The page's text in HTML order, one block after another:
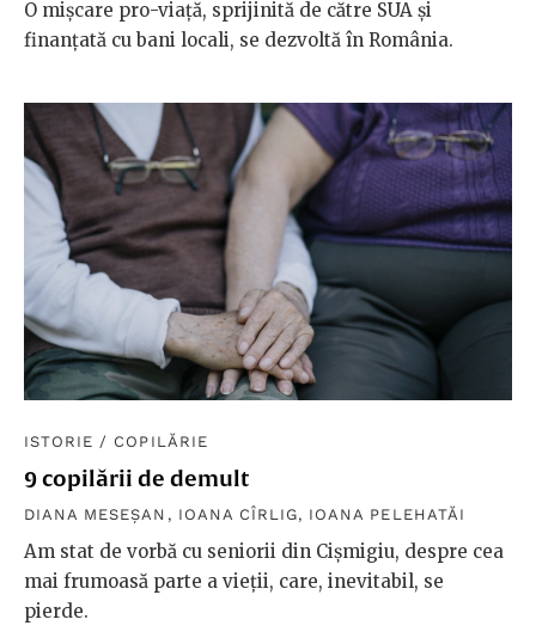
O mișcare pro-viață, sprijinită de către SUA și
finanțată cu bani locali, se dezvoltă în România.
ISTORIE / COPILĂRIE
9 copilării de demult
DIANA MESEȘAN , IOANA CÎRLIG, IOANA PELEHATĂI
Am stat de vorbă cu seniorii din Cișmigiu, despre cea
mai frumoasă parte a vieții, care, inevitabil, se
pierde.